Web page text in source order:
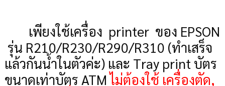
เพียงใช้เครื่อง printer ของ EPSON
รุ่น R210/R230/R290/R310 (ทำเสร็จ
แล้วกันน้ำในตัวค่ะ) และ Tray print บัตร
ขนาดเท่าบัตร ATM ไม่ต้องใช้ เครื่องตัด,